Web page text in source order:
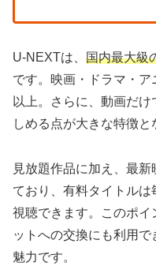
U-NEXTは、 国内最大級
です。映画・ドラマ・
以上。さらに、動画だ
しめる点が大きな特徴と
見放題作品に加え、最
ており、有料タイトル
視聴できます。このポ
ットへの交換にも利用
魅力です。